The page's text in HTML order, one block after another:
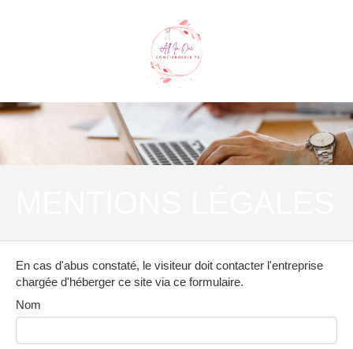
En cas d'abus constaté, le visiteur doit contacter l'entreprise
chargée d'héberger ce site via ce formulaire.
Nom